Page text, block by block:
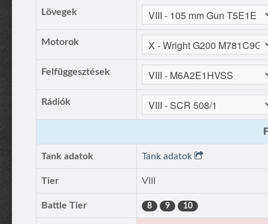
Lövegek
Motorok
Felfüggesztések
Rádiók
Tank adatok Tank adatok
Tier VIII
Battle Tier 8 9 10